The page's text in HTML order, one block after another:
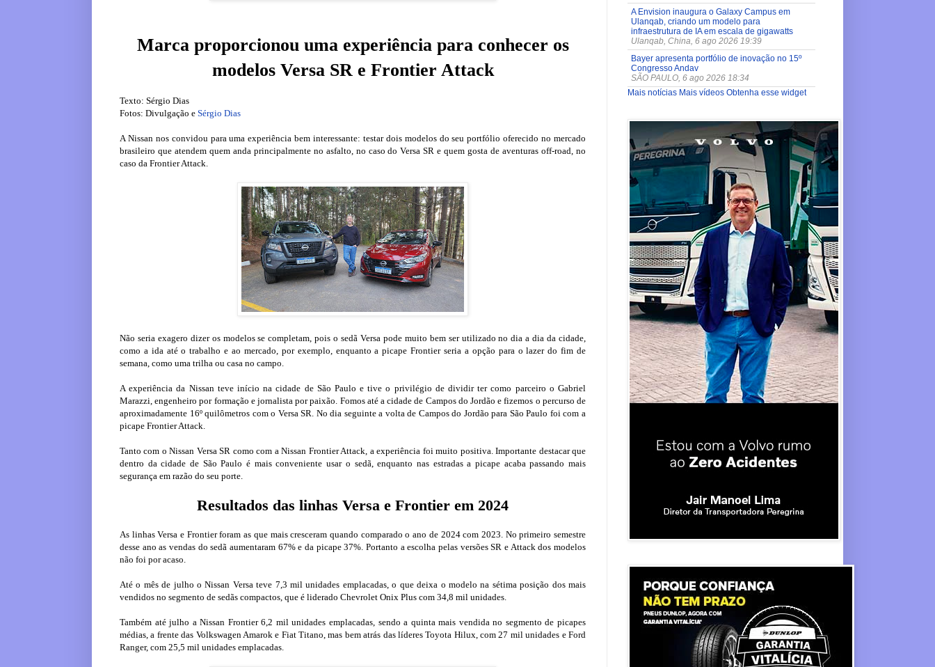
Marca proporcionou uma experiência para conhecer os
modelos Versa SR e Frontier Attack
Texto: Sérgio Dias
Fotos: Divulgação e Sérgio Dias
A Nissan nos convidou para uma experiência bem interessante: testar dois modelos do seu portfólio oferecido no mercado
brasileiro que atendem quem anda principalmente no asfalto, no caso do Versa SR e quem gosta de aventuras off-road, no
caso da Frontier Attack.
Não seria exagero dizer os modelos se completam, pois o sedã Versa pode muito bem ser utilizado no dia a dia da cidade,
como a ida até o trabalho e ao mercado, por exemplo, enquanto a picape Frontier seria a opção para o lazer do fim de
semana, como uma trilha ou casa no campo.
A experiência da Nissan teve início na cidade de São Paulo e tive o privilégio de dividir ter como parceiro o Gabriel
Marazzi, engenheiro por formação e jornalista por paixão. Fomos até a cidade de Campos do Jordão e fizemos o percurso de
aproximadamente 16º quilômetros com o Versa SR. No dia seguinte a volta de Campos do Jordão para São Paulo foi com a
picape Frontier Attack.
Tanto com o Nissan Versa SR como com a Nissan Frontier Attack, a experiência foi muito positiva. Importante destacar que
dentro da cidade de São Paulo é mais conveniente usar o sedã, enquanto nas estradas a picape acaba passando mais
segurança em razão do seu porte.
Resultados das linhas Versa e Frontier em 2024
As linhas Versa e Frontier foram as que mais cresceram quando comparado o ano de 2024 com 2023. No primeiro semestre
desse ano as vendas do sedã aumentaram 67% e da picape 37%. Portanto a escolha pelas versões SR e Attack dos modelos
não foi por acaso.
Até o mês de julho o Nissan Versa teve 7,3 mil unidades emplacadas, o que deixa o modelo na sétima posição dos mais
vendidos no segmento de sedãs compactos, que é liderado Chevrolet Onix Plus com 34,8 mil unidades.
Também até julho a Nissan Frontier 6,2 mil unidades emplacadas, sendo a quinta mais vendida no segmento de picapes
médias, a frente das Volkswagen Amarok e Fiat Titano, mas bem atrás das líderes Toyota Hilux, com 27 mil unidades e Ford
Ranger, com 25,5 mil unidades emplacadas.
A Envision inaugura o Galaxy Campus em
Ulanqab, criando um modelo para
infraestrutura de IA em escala de gigawatts
Ulanqab, China, 6 ago 2026 19:39
Bayer apresenta portfólio de inovação no 15º
Congresso Andav
SÃO PAULO, 6 ago 2026 18:34
Mais notícias Mais vídeos Obtenha esse widget